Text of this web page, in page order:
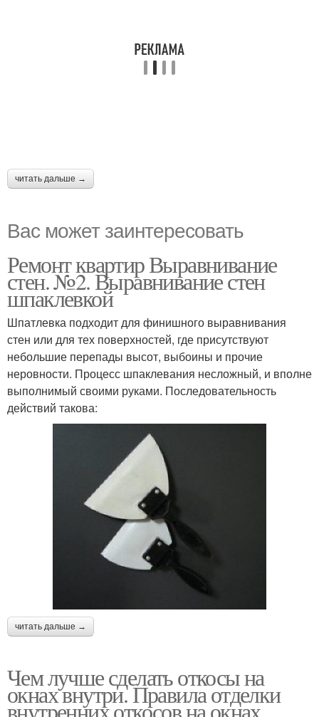
читать дальше →
Вас может заинтересовать
Ремонт квартир Выравнивание
стен. №2. Выравнивание стен
шпаклевкой
Шпатлевка подходит для финишного выравнивания
стен или для тех поверхностей, где присутствуют
небольшие перепады высот, выбоины и прочие
неровности. Процесс шпаклевания несложный, и вполне
выполнимый своими руками. Последовательность
действий такова:
читать дальше →
Чем лучше сделать откосы на
окнах внутри. Правила отделки